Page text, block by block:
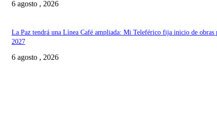
6 agosto , 2026
La Paz tendrá una Línea Café ampliada: Mi Teleférico fija inicio de obras
2027
6 agosto , 2026